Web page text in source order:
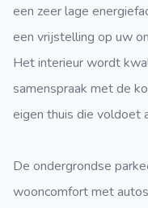
een zeer lage
een vrijstelling op uw
Het interieur wordt
samenspraak met de
eigen thuis die voldoet
De ondergrondse
wooncomfort met